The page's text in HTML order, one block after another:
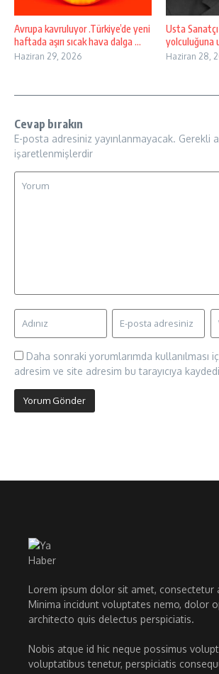
Avrupa kavruluyor .Türkiye’de yeni
haftada aşırı sıcak hava dalga ...
Haziran 29, 2026
Usta
yolculuğuna
Haziran 28,
Cevap bırakın
E-posta adresiniz yayınlanmayacak. Gerekli
işaretlenmişlerdir
Daha sonraki yorumlarımda kullanılması
adresim ve site adresim bu tarayıcıya
Lorem ipsum dolor sit amet, consectetur
Minima incidunt voluptates nemo, dolor
architecto quis delectus perspiciatis.
Nobis atque id hic neque possimus
voluptatibus tenetur, perspiciatis